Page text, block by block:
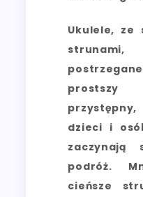
Ukulele, ze
dzieci i
zaczynają
podróż.
cieńsze